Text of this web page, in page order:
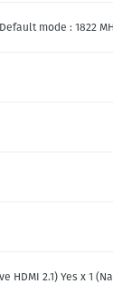
mode : 1822
HDMI 2.1) Yes x 1